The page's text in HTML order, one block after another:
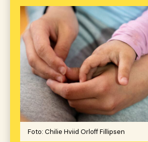
Foto: Chilie Hviid Orloff Fillipsen